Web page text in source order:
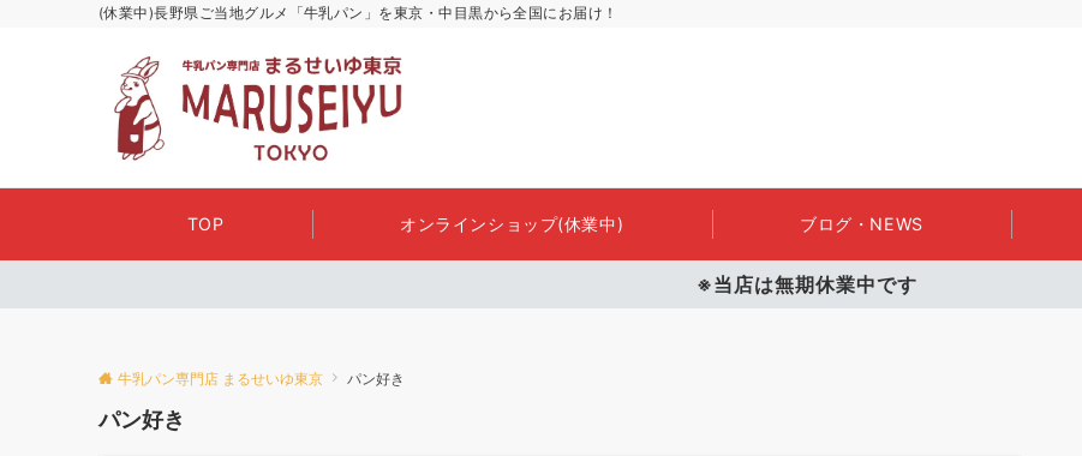
(休業中)長野県ご当地グルメ「牛乳パン」を東京・中目黒から全国にお届け！
TOP オンラインショップ(休業中) ブログ・NEWS
※当店は無期休業中です
牛乳パン専門店 まるせいゆ東京 パン好き
パン好き